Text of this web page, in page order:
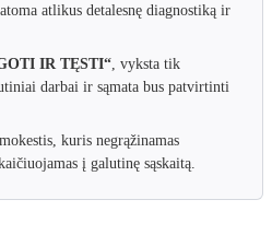
atlikus detalesnę diagnostiką ir
IR TĘSTI“ , vyksta tik
darbai ir sąmata bus patvirtinti
kuris negrąžinamas
į galutinę sąskaitą.